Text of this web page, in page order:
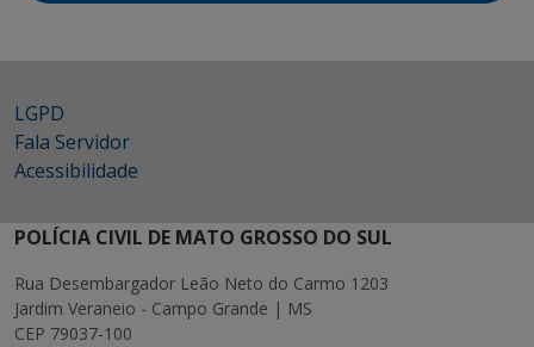
LGPD
Fala Servidor
Acessibilidade
POLÍCIA CIVIL DE MATO GROSSO DO SUL
Rua Desembargador Leão Neto do Carmo 1203
Jardim Veraneio - Campo Grande | MS
CEP 79037-100